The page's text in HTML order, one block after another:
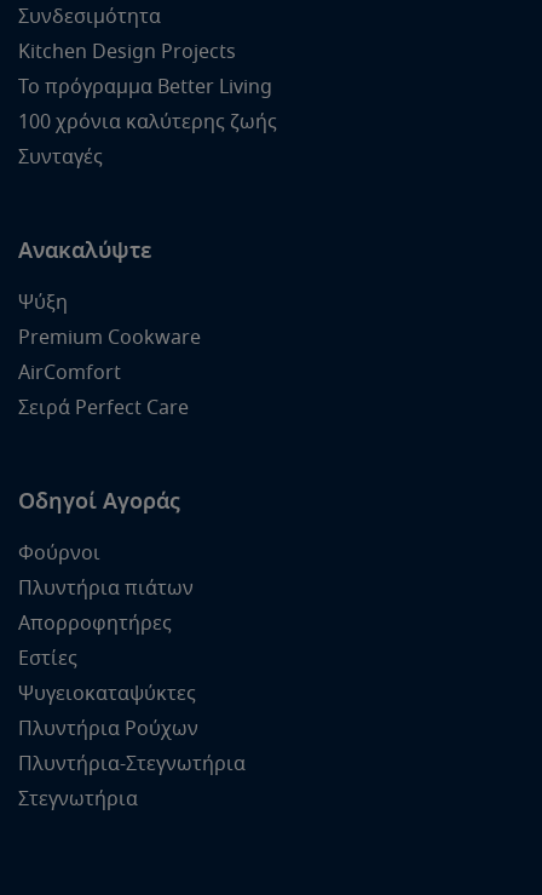
Συνδεσιμότητα
Kitchen Design Projects
Το πρόγραμμα Better Living
100 χρόνια καλύτερης ζωής
Συνταγές
Ανακαλύψτε
Ψύξη
Premium Cookware
AirComfort
Σειρά Perfect Care
Οδηγοί Αγοράς
Φούρνοι
Πλυντήρια πιάτων
Απορροφητήρες
Εστίες
Ψυγειοκαταψύκτες
Πλυντήρια Ρούχων
Πλυντήρια-Στεγνωτήρια
Στεγνωτήρια